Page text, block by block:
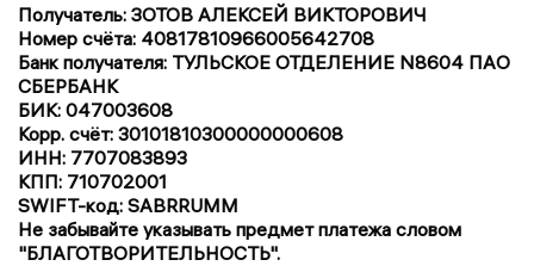
Получатель: ЗОТОВ АЛЕКСЕЙ ВИКТОРОВИЧ
Номер счёта: 40817810966005642708
Банк получателя: ТУЛЬСКОЕ ОТДЕЛЕНИЕ N8604 ПАО
СБЕРБАНК
БИК: 047003608
Корр. счёт: 30101810300000000608
ИНН: 7707083893
КПП: 710702001
SWIFT-код: SABRRUMM
Не забывайте указывать предмет платежа словом
"БЛАГОТВОРИТЕЛЬНОСТЬ".